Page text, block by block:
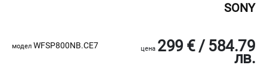
SONY
модел WFSP800NB.CE7 цена 299 € / 584.79
лв.